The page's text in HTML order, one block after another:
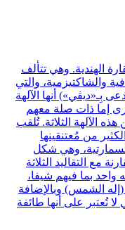
الهندية. وهي تتألف
والشاكتيزمية، والتي
بِـ«ديڤي») أنها الآلهة
إما ذات صلة معهم
الآلهة الثلاثة. تُلقب
من مُعتنقينها
وهي شكل
مع التقاليد الثلاثة
واحد بما فيهم شيفا،
(إله الشمس) وبالإضافة
لا تُعتبر على أنها طائفة